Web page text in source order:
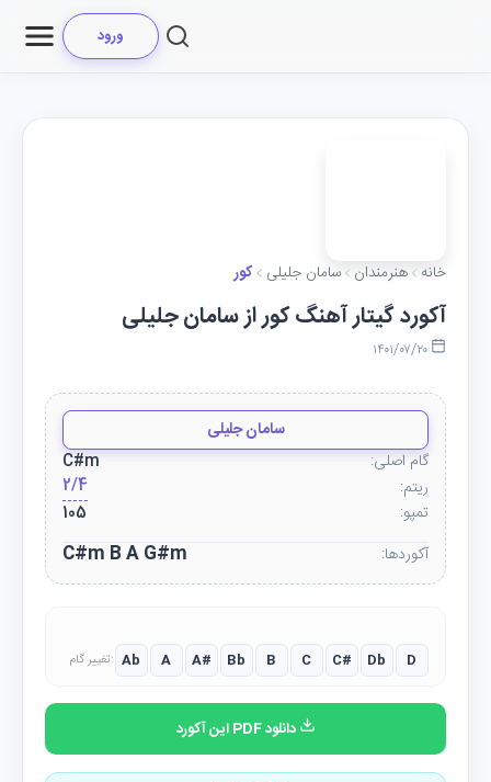
ورود
خانه هنرمندان سامان جلیلی کور
آکورد گیتار آهنگ کور از سامان جلیلی
سامان جلیلی
گام اصلی:
C#m
ریتم:
2/4
تمپو:
105
آکوردها:
C#m B A G#m
تغییر گام: Ab A A# Bb B C C# Db D
دانلود PDF این آکورد